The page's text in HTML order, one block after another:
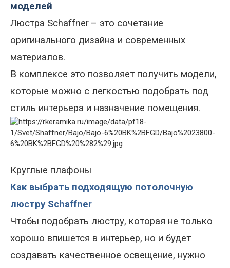
моделей
Люстра Schaffner – это сочетание
оригинального дизайна и современных
материалов.
В комплексе это позволяет получить модели,
которые можно с легкостью подобрать под
стиль интерьера и назначение помещения.
Круглые плафоны
Как выбрать подходящую потолочную
люстру Schaffner
Чтобы подобрать люстру, которая не только
хорошо впишется в интерьер, но и будет
создавать качественное освещение, нужно